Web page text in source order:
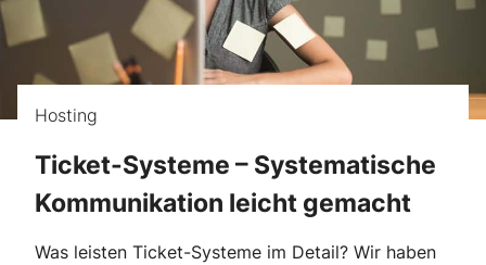
Hosting
Ticket-Systeme – Systematische
Kommunikation leicht gemacht
Was leisten Ticket-Systeme im Detail? Wir haben